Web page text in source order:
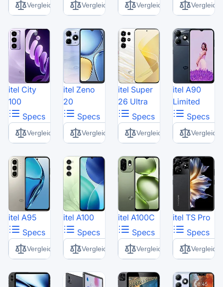
Vergleich Vergleich Vergleich Vergleich
itel City
100
Specs
Vergleich
itel Zeno
20
Specs
Vergleich
itel Super
26 Ultra
Specs
Vergleich
itel A90
Limited
Specs
Vergleich
itel A95
Specs
Vergleich
itel A100
Specs
Vergleich
itel A100C
Specs
Vergleich
itel TS Pro
Specs
Vergleich